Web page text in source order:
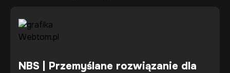
NBS | Przemyślane rozwiązanie dla